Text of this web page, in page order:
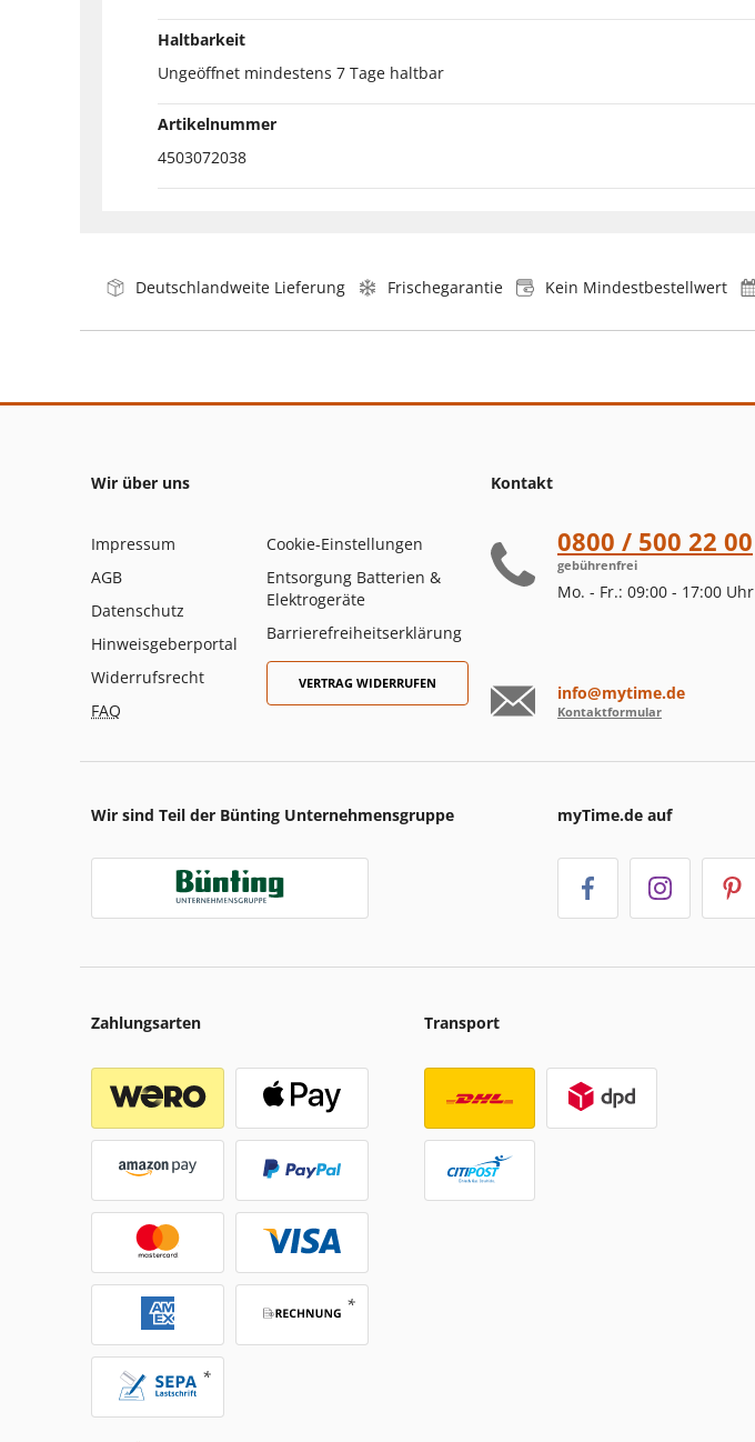
Haltbarkeit
Ungeöffnet mindestens 7 Tage haltbar
Artikelnummer
4503072038
Deutschlandweite Lieferung Frischegarantie Kein Mindestbestellwert
Wir über uns
Impressum
AGB
Datenschutz
Hinweisgeberportal
Widerrufsrecht
FAQ
Cookie-Einstellungen
Entsorgung Batterien &
Elektrogeräte
Barrierefreiheitserklärung
VERTRAG WIDERRUFEN
Kontakt
0800 / 500 22 00
gebührenfrei
Mo. - Fr.: 09:00 - 17:00 Uhr
info@mytime.de
Kontaktformular
Wir sind Teil der Bünting Unternehmensgruppe myTime.de auf
Zahlungsarten Transport